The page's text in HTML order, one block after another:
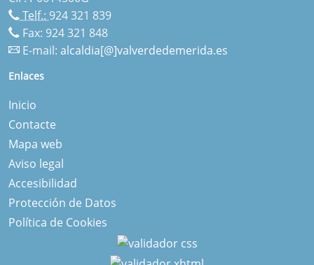
Telf.: 924 321 839
Fax: 924 321 848
E-mail: alcaldia[@]valverdedemerida.es
Enlaces
Inicio
Contacte
Mapa web
Aviso legal
Accesibilidad
Protección de Datos
Política de Cookies